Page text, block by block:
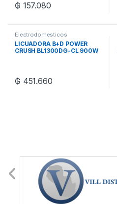
₲ 157.080
Electrodomesticos
LICUADORA B+D POWER
CRUSH BL1300DG-CL 900W
₲ 451.660